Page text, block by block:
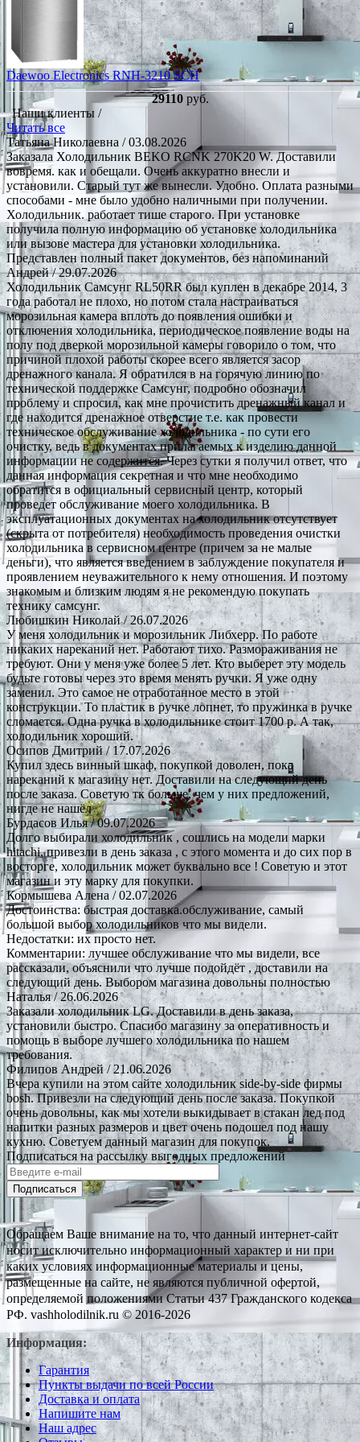
Daewoo Electronics RNH-3210 SCH
29110руб.
Наши клиенты /
Читать все
Татьяна Николаевна / 03.08.2026
Заказала Холодильник BEKO RCNK 270K20 W. Доставили
вовремя. как и обещали. Очень аккуратно внесли и
установили. Старый тут же вынесли. Удобно. Оплата разными
способами - мне было удобно наличными при получении.
Холодильник. работает тише старого. При установке
получила полную информацию об установке холодильника
или вызове мастера для установки холодильника.
Представлен полный пакет документов, без напоминаний
Андрей/ 29.07.2026
Холодильник Самсунг RL50RR был куплен в декабре 2014, 3
года работал не плохо, но потом стала настраиваться
морозильная камера вплоть до появления ошибки и
отключения холодильника, периодическое появление воды на
полу под дверкой морозильной камеры говорило о том, что
причиной плохой работы скорее всего является засор
дренажного канала. Я обратился в на горячую линию по
технической поддержке Самсунг, подробно обозначил
проблему и спросил, как мне прочистить дренажный канал и
где находится дренажное отверстие т.е. как провести
техническое обслуживание холодильника - по сути его
очистку, ведь в документах прилагаемых к изделию данной
информации не содержится. Через сутки я получил ответ, что
данная информация секретная и что мне необходимо
обратится в официальный сервисный центр, который
проведет обслуживание моего холодильника. В
эксплуатационных документах на холодильник отсутствует
(скрыта от потребителя) необходимость проведения очистки
холодильника в сервисном центре (причем за не малые
деньги), что является введением в заблуждение покупателя и
проявлением неуважительного к нему отношения. И поэтому
знакомым и близким людям я не рекомендую покупать
технику самсунг.
Любишкин Николай/ 26.07.2026
У меня холодильник и морозильник Либхерр. По работе
никаких нареканий нет. Работают тихо. Размораживания не
требуют. Они у меня уже более 5 лет. Кто выберет эту модель
будьте готовы через это время менять ручки. Я уже одну
заменил. Это самое не отработанное место в этой
конструкции. То пластик в ручке лопнет, то пружинка в ручке
сломается. Одна ручка в холодильнике стоит 1700 р. А так,
холодильник хороший.
Осипов Дмитрий/ 17.07.2026
Купил здесь винный шкаф, покупкой доволен, пока
нареканий к магазину нет. Доставили на следующий день
после заказа. Советую тк больше, чем у них предложений,
нигде не нашёл
Бурдасов Илья/ 09.07.2026
Долго выбирали холодильник , сошлись на модели марки
hitachi, привезли в день заказа , с этого момента и до сих пор в
восторге, холодильник может буквально все ! Советую и этот
магазин и эту марку для покупки.
Кормышева Алена / 02.07.2026
Достоинства: быстрая доставка.обслуживание, самый
большой выбор холодильников что мы видели.
Недостатки: их просто нет.
Комментарии: лучшее обслуживание что мы видели, все
рассказали, объяснили что лучше подойдёт , доставили на
следующий день. Выбором магазина довольны полностью
Наталья/ 26.06.2026
Заказали холодильник LG. Доставили в день заказа,
установили быстро. Спасибо магазину за оперативность и
помощь в выборе лучшего холодильника по нашем
требования.
Филипов Андрей/ 21.06.2026
Вчера купили на этом сайте холодильник side-by-side фирмы
bosh. Привезли на следующий день после заказа. Покупкой
очень довольны, как мы хотели выкидывает в стакан лед под
напитки разных размеров и цвет очень подошел под нашу
кухню. Советуем данный магазин для покупок.
Подписаться на рассылку выгодных предложений
Подписаться
Обращаем Ваше внимание на то, что данный интернет-сайт
носит исключительно информационный характер и ни при
каких условиях информационные материалы и цены,
размещенные на сайте, не являются публичной офертой,
определяемой положениями Статьи 437 Гражданского кодекса
РФ. vashholodilnik.ru © 2016-2026
Информация:
Гарантия
Пункты выдачи по всей России
Доставка и оплата
Напишите нам
Наш адрес